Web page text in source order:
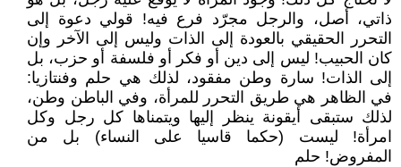
ذاتي، أصل، والرجل مجرّد فرع فيه! قولي دعوة إلى
التحرر الحقيقي بالعودة إلى الذات وليس إلى الآخر وإن
كان الحبيب! ليس إلى دين أو فكر أو فلسفة أو حزب، بل
إلى الذات! سارة وطن مفقود، لذلك هي حلم وفنتازيا:
في الظاهر هي طريق التحرر للمرأة، وفي الباطن وطن،
لذلك ستبقى أيقونة ينظر إليها ويتمناها كل رجل وكل
امرأة! ليست (حكما قاسيا على النساء) بل من
المفروض! حلم